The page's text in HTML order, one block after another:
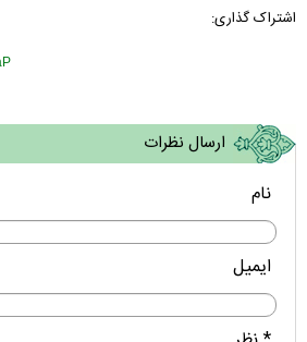
اشتراک گذاری:
ارسال نظرات
نام
ایمیل